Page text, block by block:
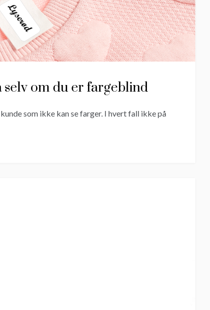
selv om du er fargeblind
som ikke kan se farger. I hvert fall ikke på